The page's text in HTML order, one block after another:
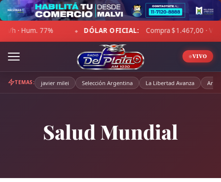
Skip
to
content
◆ DÓLAR OFICIAL: Compra $1.467,00 · Venta $1.518,00
VIVO
TEMAS: javier milei Selección Argentina La Libertad Avanza
Salud Mundial